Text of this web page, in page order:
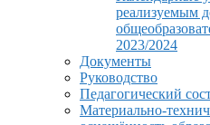
реализуемым
2023/2024
Документы
Руководство
Педагогический
Материально-